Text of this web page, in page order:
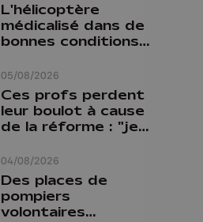
05/08/2026
L'hélicoptère
médicalisé dans de
bonnes conditions à
04/08/2026
Ces profs perdent
leur boulot à cause
de la réforme : "je
comme prof que
comme
pharmacienne"
Des places de
pompiers
volontaires